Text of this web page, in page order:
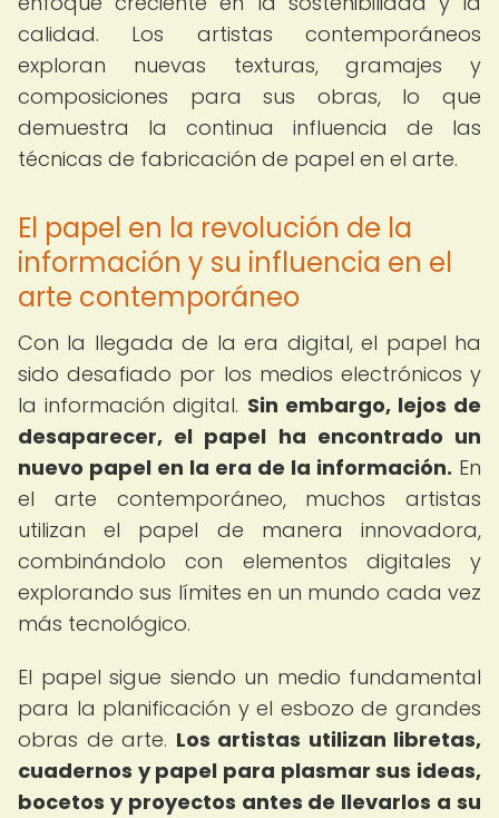
calidad. Los artistas contemporáneos
exploran nuevas texturas, gramajes y
composiciones para sus obras, lo que
demuestra la continua influencia de las
técnicas de fabricación de papel en el arte.
El papel en la revolución de la
información y su influencia en el
arte contemporáneo
Con la llegada de la era digital, el papel ha
sido desafiado por los medios electrónicos y
la información digital. Sin embargo, lejos de
desaparecer, el papel ha encontrado un
nuevo papel en la era de la información. En
el arte contemporáneo, muchos artistas
utilizan el papel de manera innovadora,
combinándolo con elementos digitales y
explorando sus límites en un mundo cada vez
más tecnológico.
El papel sigue siendo un medio fundamental
para la planificación y el esbozo de grandes
obras de arte. Los artistas utilizan libretas,
cuadernos y papel para plasmar sus ideas,
bocetos y proyectos antes de llevarlos a su